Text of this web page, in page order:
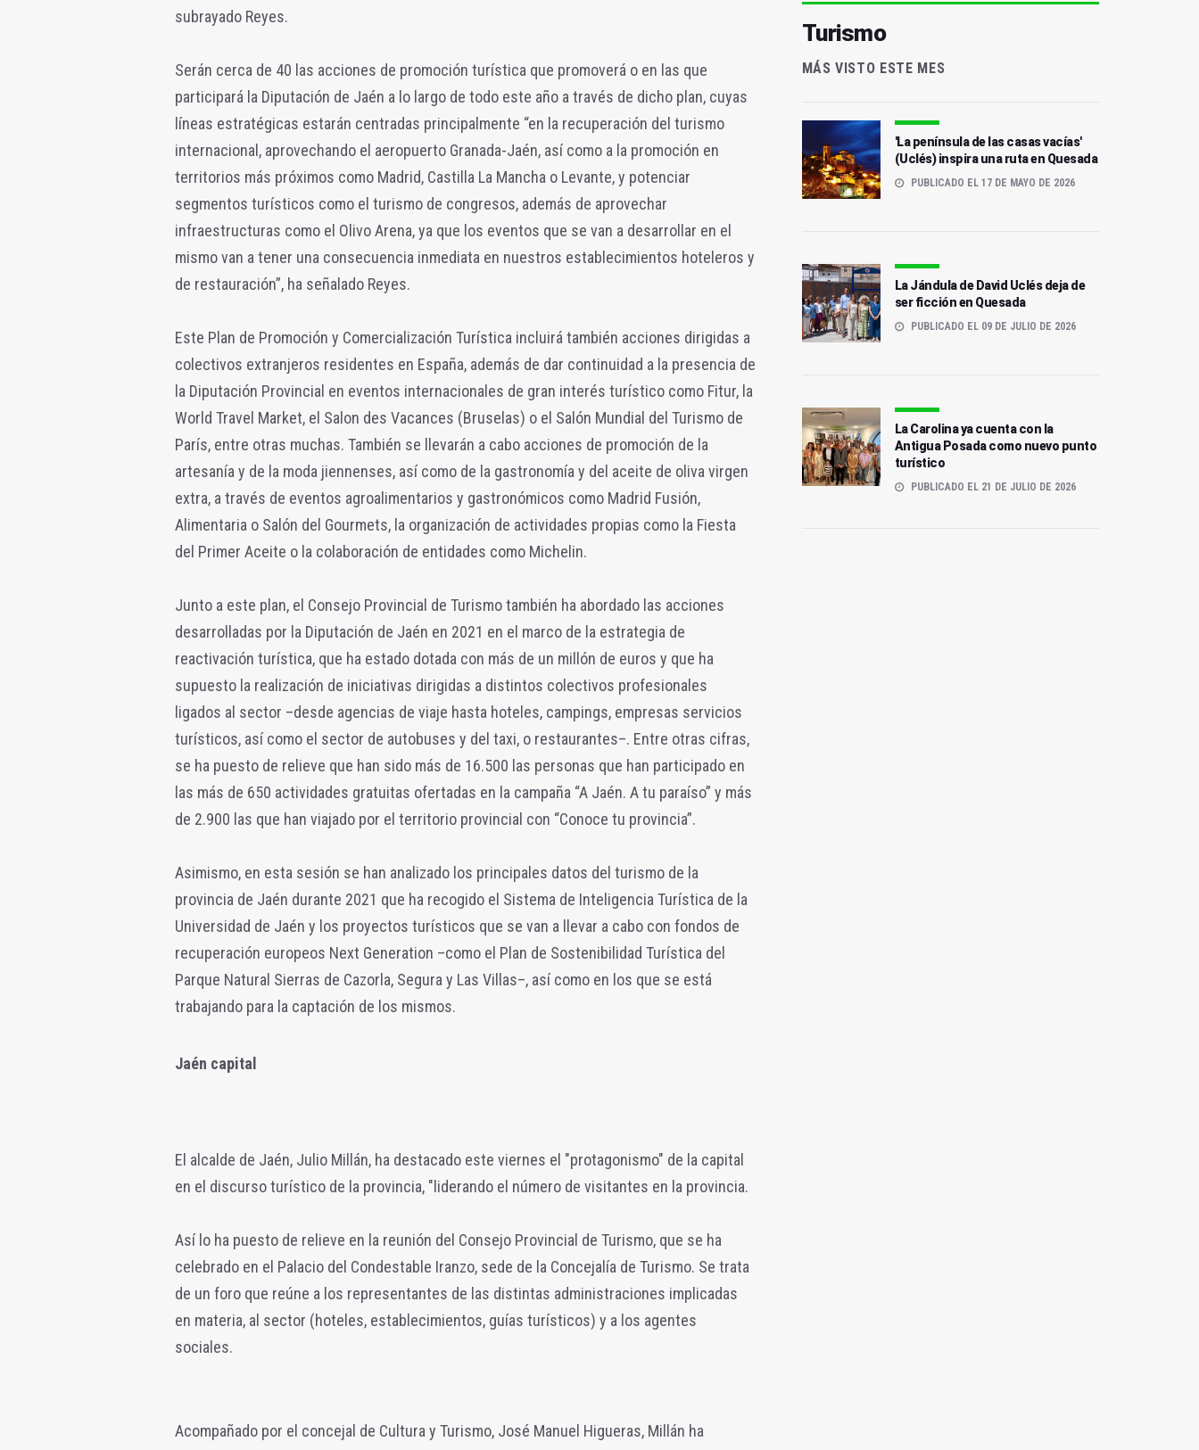
subrayado Reyes.
Serán cerca de 40 las acciones de promoción turística que promoverá o en las que
participará la Diputación de Jaén a lo largo de todo este año a través de dicho plan, cuyas
líneas estratégicas estarán centradas principalmente “en la recuperación del turismo
internacional, aprovechando el aeropuerto Granada-Jaén, así como a la promoción en
territorios más próximos como Madrid, Castilla La Mancha o Levante, y potenciar
segmentos turísticos como el turismo de congresos, además de aprovechar
infraestructuras como el Olivo Arena, ya que los eventos que se van a desarrollar en el
mismo van a tener una consecuencia inmediata en nuestros establecimientos hoteleros y
de restauración”, ha señalado Reyes.
Este Plan de Promoción y Comercialización Turística incluirá también acciones dirigidas a
colectivos extranjeros residentes en España, además de dar continuidad a la presencia de
la Diputación Provincial en eventos internacionales de gran interés turístico como Fitur, la
World Travel Market, el Salon des Vacances (Bruselas) o el Salón Mundial del Turismo de
París, entre otras muchas. También se llevarán a cabo acciones de promoción de la
artesanía y de la moda jiennenses, así como de la gastronomía y del aceite de oliva virgen
extra, a través de eventos agroalimentarios y gastronómicos como Madrid Fusión,
Alimentaria o Salón del Gourmets, la organización de actividades propias como la Fiesta
del Primer Aceite o la colaboración de entidades como Michelin.
Junto a este plan, el Consejo Provincial de Turismo también ha abordado las acciones
desarrolladas por la Diputación de Jaén en 2021 en el marco de la estrategia de
reactivación turística, que ha estado dotada con más de un millón de euros y que ha
supuesto la realización de iniciativas dirigidas a distintos colectivos profesionales
ligados al sector –desde agencias de viaje hasta hoteles, campings, empresas servicios
turísticos, así como el sector de autobuses y del taxi, o restaurantes–. Entre otras cifras,
se ha puesto de relieve que han sido más de 16.500 las personas que han participado en
las más de 650 actividades gratuitas ofertadas en la campaña “A Jaén. A tu paraíso” y más
de 2.900 las que han viajado por el territorio provincial con “Conoce tu provincia”.
Asimismo, en esta sesión se han analizado los principales datos del turismo de la
provincia de Jaén durante 2021 que ha recogido el Sistema de Inteligencia Turística de la
Universidad de Jaén y los proyectos turísticos que se van a llevar a cabo con fondos de
recuperación europeos Next Generation –como el Plan de Sostenibilidad Turística del
Parque Natural Sierras de Cazorla, Segura y Las Villas–, así como en los que se está
trabajando para la captación de los mismos.
Jaén capital
El alcalde de Jaén, Julio Millán, ha destacado este viernes el "protagonismo" de la capital
en el discurso turístico de la provincia, "liderando el número de visitantes en la provincia.
Así lo ha puesto de relieve en la reunión del Consejo Provincial de Turismo, que se ha
celebrado en el Palacio del Condestable Iranzo, sede de la Concejalía de Turismo. Se trata
de un foro que reúne a los representantes de las distintas administraciones implicadas
en materia, al sector (hoteles, establecimientos, guías turísticos) y a los agentes
sociales.
Acompañado por el concejal de Cultura y Turismo, José Manuel Higueras, Millán ha
Turismo
MÁS VISTO ESTE MES
'La península de las casas vacías'
(Uclés) inspira una ruta en Quesada
PUBLICADO EL 17 DE MAYO DE 2026
La Jándula de David Uclés deja de
ser ficción en Quesada
PUBLICADO EL 09 DE JULIO DE 2026
La Carolina ya cuenta con la
Antigua Posada como nuevo punto
turístico
PUBLICADO EL 21 DE JULIO DE 2026